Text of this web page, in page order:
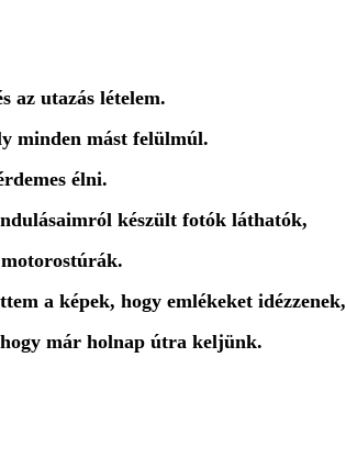
az utazás lételem.
minden mást felülmúl.
élni.
készült fotók láthatók,
a képek, hogy emlékeket idézzenek,
már holnap útra keljünk.